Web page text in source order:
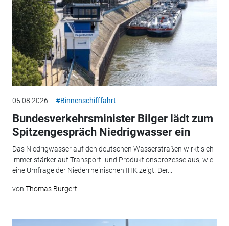
05.08.2026 #Binnenschifffahrt
Bundesverkehrsminister Bilger lädt zum
Spitzengespräch Niedrigwasser ein
Das Niedrigwasser auf den deutschen Wasserstraßen wirkt sich
immer stärker auf Transport- und Produktionsprozesse aus, wie
eine Umfrage der Niederrheinischen IHK zeigt. Der...
von Thomas Burgert